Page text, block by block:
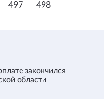
497 498
закончился
области